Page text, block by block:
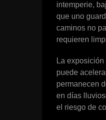
intemperie,
que uno
caminos no
requieren
La
puede
permanecen
en días
el riesgo de